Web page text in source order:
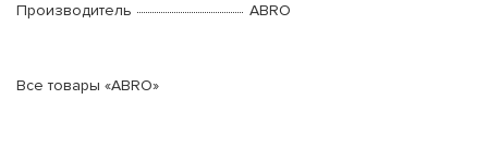
Производитель
ABRO
Все товары «ABRO»